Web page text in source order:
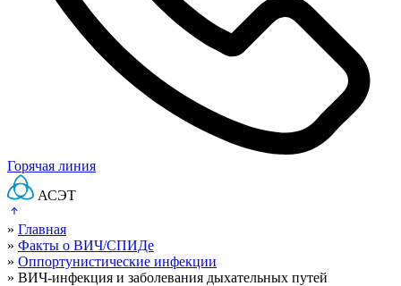
Горячая линия
АСЭТ
» Главная
» Факты о ВИЧ/СПИДе
» Оппортунистические инфекции
» ВИЧ-инфекция и заболевания дыхательных путей